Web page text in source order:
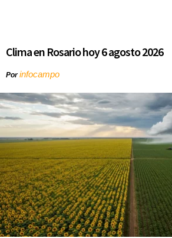
Clima en Rosario hoy 6 agosto 2026
Porinfocampo